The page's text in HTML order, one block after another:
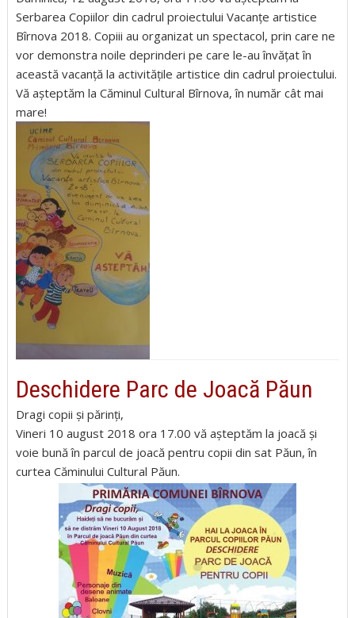
Serbarea Copiilor din cadrul proiectului Vacanțe artistice
Bîrnova 2018. Copiii au organizat un spectacol, prin care ne
vor demonstra noile deprinderi pe care le-au învățat în
această vacanță la activitățile artistice din cadrul proiectului.
Vă așteptăm la Căminul Cultural Bîrnova, în număr cât mai
mare!
Deschidere Parc de Joacă Păun
Dragi copii și părinți,
Vineri 10 august 2018 ora 17.00 vă așteptăm la joacă și
voie bună în parcul de joacă pentru copii din sat Păun, în
curtea Căminului Cultural Păun.